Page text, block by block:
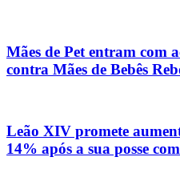
Mães de Pet entram com
contra Mães de Bebês
Leão XIV promete
14% após a sua posse